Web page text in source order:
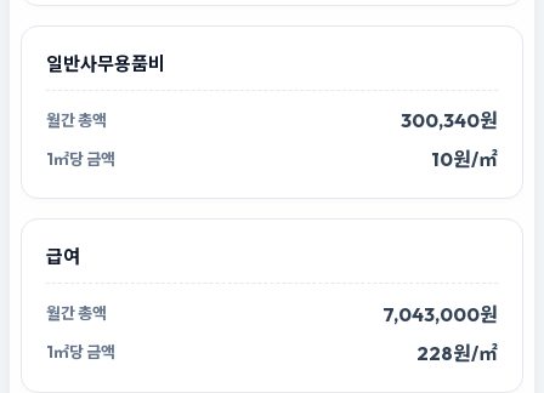
일반사무용품비
300,340원
10원/㎡
급여
7,043,000원
228원/㎡